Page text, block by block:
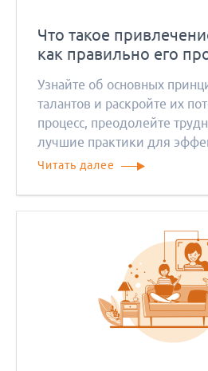
Что такое
как правильно его
Узнайте об основных
талантов и раскройте их
процесс, преодолейте
лучшие практики для
привлечения талантов.
Читать далее